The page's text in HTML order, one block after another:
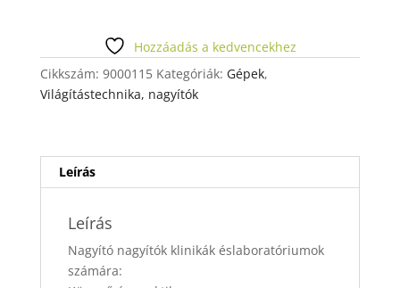
mennyiség
Hozzáadás a kedvencekhez
Cikkszám: 9000115 Kategóriák: Gépek,
Világítástechnika, nagyítók
Leírás
Leírás
Nagyító nagyítók klinikák éslaboratóriumok
számára: